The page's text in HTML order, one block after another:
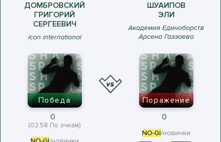
ДОМБРОВСКИЙ
ГРИГОРИЙ
СЕРГЕЕВИЧ
icon international
ШУАИПОВ
ЭЛИ
Академия Единоборств
Арсена Газзаева
Победа
0
(02:58 По очкам)
Поражение
0
NO-GI/новички